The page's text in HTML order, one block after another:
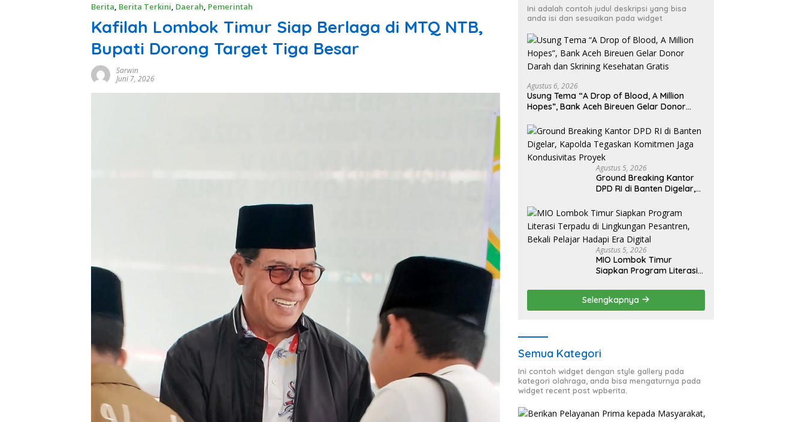
Berita, Berita Terkini, Daerah, Pemerintah
Kafilah Lombok Timur Siap Berlaga di MTQ NTB,
Bupati Dorong Target Tiga Besar
Sarwin
Juni 7, 2026
Ini adalah contoh judul deskripsi yang bisa
anda isi dan sesuaikan pada widget
Agustus 6, 2026
Usung Tema “A Drop of Blood, A Million
Hopes”, Bank Aceh Bireuen Gelar Donor
Agustus 5, 2026
Ground Breaking Kantor
DPD RI di Banten Digelar,
Komitmen Jaga
Kondusivitas Proyek
Agustus 5, 2026
MIO Lombok Timur
Siapkan Program Literasi
Pesantren, Bekali Pelajar
Hadapi Era Digital
Selengkapnya
Semua Kategori
Ini contoh widget dengan style gallery pada
kategori olahraga, anda bisa mengaturnya pada
widget recent post wpberita.